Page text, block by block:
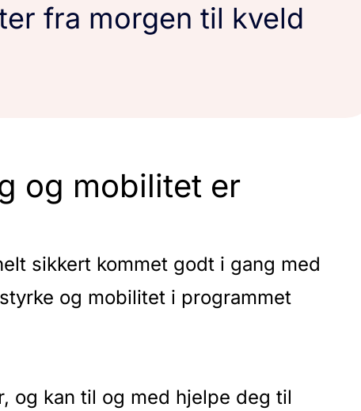
fra morgen til kveld
og mobilitet er
sikkert kommet godt i gang med
og mobilitet i programmet
og kan til og med hjelpe deg til